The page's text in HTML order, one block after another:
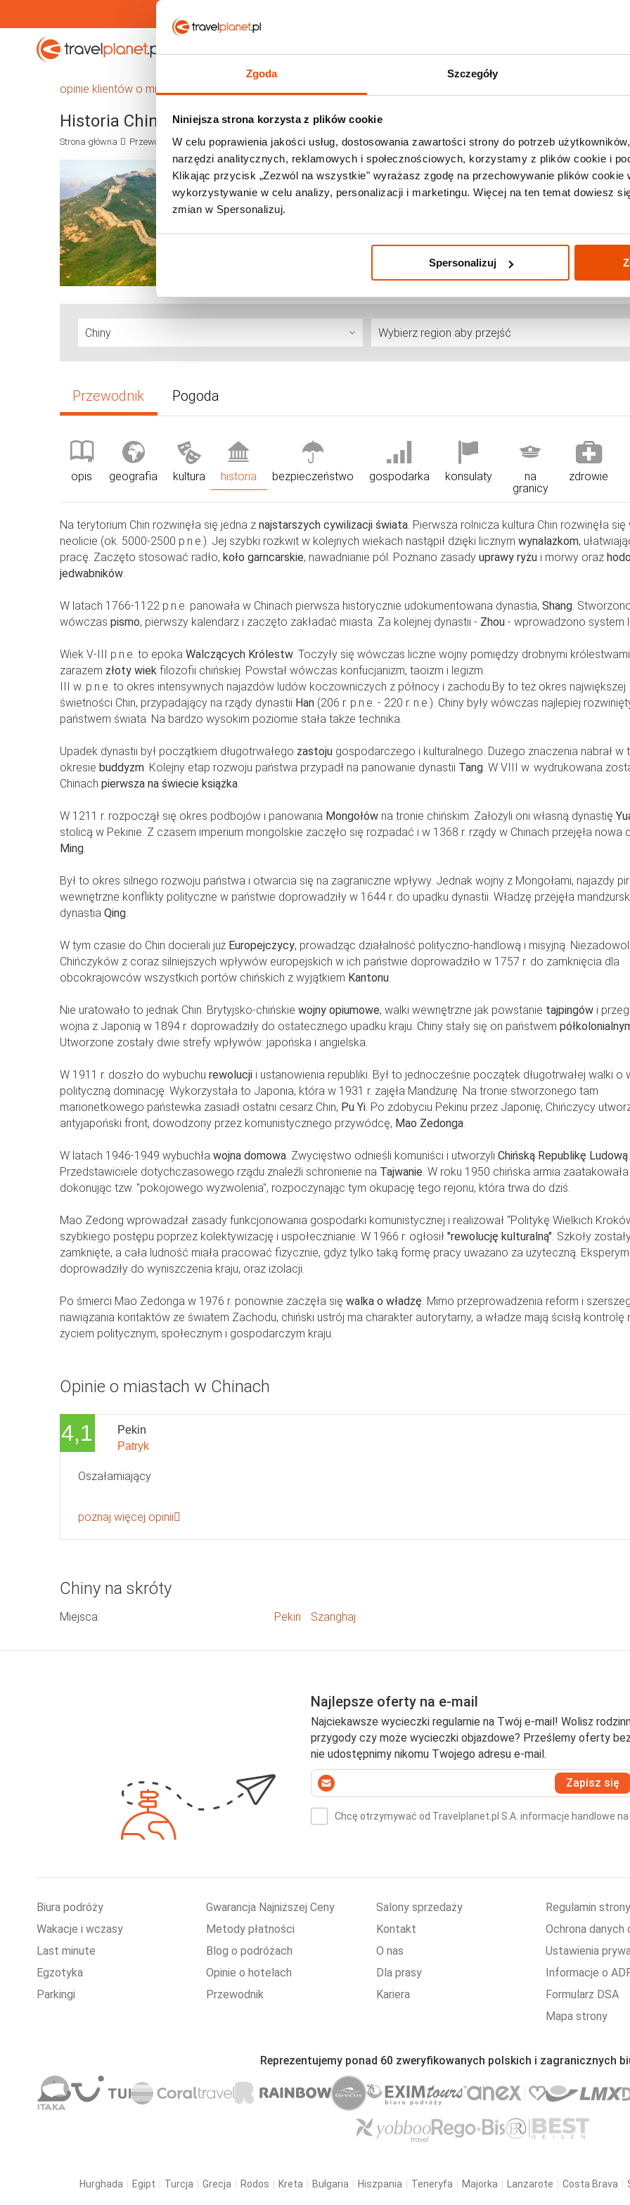
Zgoda Szczegóły
Niniejsza strona korzysta z plików cookie
W celu poprawienia jakości usług, dostosowania zawartości strony do potrzeb
narzędzi analitycznych, reklamowych i społecznościowych, korzystamy z plików cookie i
Klikając przycisk „Zezwól na wszystkie" wyrażasz zgodę na przechowywanie plików cookie
wykorzystywanie w celu analizy, personalizacji i marketingu. Więcej na ten temat dowiesz
zmian w Spersonalizuj.
Spersonalizuj
Travelplanet.pl
opinie klientów o miejscowościach w Chinach
Historia Chin
Strona główna Przewodnik Azja i Rosja Chiny Historia
Pogoda w Chinach
32°C
sprawdź średnie temperatury
Przewodnik Pogoda
opis geografia kultura historia bezpieczeństwo gospodarka konsulaty
na
granicy
zdrowie
Na terytorium Chin rozwinęła się jedna z najstarszych cywilizacji świata. Pierwsza rolnicza kultura Chin rozwinęła się
neolicie (ok. 5000-2500 p.n.e.). Jej szybki rozkwit w kolejnych wiekach nastąpił dzięki licznym wynalazkom,
pracę. Zaczęto stosować radło, koło garncarskie, nawadnianie pól. Poznano zasady uprawy ryżui morwy oraz
jedwabników.
W latach 1766-1122 p.n.e. panowała w Chinach pierwsza historycznie udokumentowana dynastia, Shang.
wówczas pismo, pierwszy kalendarz i zaczęto zakładać miasta. Za kolejnej dynastii - Zhou- wprowadzono system
Wiek V-III p.n.e. to epoka Walczących Królestw. Toczyły się wówczas liczne wojny pomiędzy drobnymi
zarazem złoty wiekfilozofii chińskiej. Powstał wówczas konfucjanizm, taoizm i legizm.
III w. p.n.e. to okres intensywnych najazdów ludów koczowniczych z północy i zachodu.By to też okres największej
świetności Chin, przypadający na rządy dynastii Han(206 r. p.n.e. - 220 r. n.e.). Chiny były wówczas najlepiej
państwem świata. Na bardzo wysokim poziomie stała także technika.
Upadek dynastii był początkiem długotrwałego zastojugospodarczego i kulturalnego. Dużego znaczenia nabrał w
okresie buddyzm. Kolejny etap rozwoju państwa przypadł na panowanie dynastii Tang. W VIII w. wydrukowana
Chinach pierwsza na świecie książka.
W 1211 r. rozpoczął się okres podbojów i panowania Mongołówna tronie chińskim. Założyli oni własną dynastię
stolicą w Pekinie. Z czasem imperium mongolskie zaczęło się rozpadać i w 1368 r. rządy w Chinach przejęła nowa
Ming.
Był to okres silnego rozwoju państwa i otwarcia się na zagraniczne wpływy. Jednak wojny z Mongołami, najazdy
wewnętrzne konflikty polityczne w państwie doprowadziły w 1644 r. do upadku dynastii. Władzę przejęła
dynastia Qing.
W tym czasie do Chin docierali już Europejczycy, prowadząc działalność polityczno-handlową i misyjną.
Chińczyków z coraz silniejszych wpływów europejskich w ich państwie doprowadziło w 1757 r. do zamknięcia dla
obcokrajowców wszystkich portów chińskich z wyjątkiem Kantonu.
Nie uratowało to jednak Chin. Brytyjsko-chińskie wojny opiumowe, walki wewnętrzne jak powstanie tajpingówi
wojna z Japonią w 1894 r. doprowadziły do ostatecznego upadku kraju. Chiny stały się on państwem
Utworzone zostały dwie strefy wpływów: japońska i angielska.
W 1911 r. doszło do wybuchu rewolucjii ustanowienia republiki. Był to jednocześnie początek długotrwałej walki o
polityczną dominację. Wykorzystała to Japonia, która w 1931 r. zajęła Mandżurię. Na tronie stworzonego tam
marionetkowego państewka zasiadł ostatni cesarz Chin, Pu Yi. Po zdobyciu Pekinu przez Japonię, Chińczycy
antyjapoński front, dowodzony przez komunistycznego przywódcę, Mao Zedonga.
W latach 1946-1949 wybuchła wojna domowa. Zwycięstwo odnieśli komuniści i utworzyli Chińską Republikę Ludową.
Przedstawiciele dotychczasowego rządu znaleźli schronienie na Tajwanie. W roku 1950 chińska armia zaatakowała
dokonując tzw. "pokojowego wyzwolenia", rozpoczynając tym okupację tego rejonu, która trwa do dziś.
Mao Zedong wprowadzał zasady funkcjonowania gospodarki komunistycznej i realizował “Politykę Wielkich
szybkiego postępu poprzez kolektywizację i uspołecznianie. W 1966 r. ogłosił "rewolucję kulturalną". Szkoły
zamknięte, a cała ludność miała pracować fizycznie, gdyż tylko taką formę pracy uważano za użyteczną.
doprowadziły do wyniszczenia kraju, oraz izolacji.
Po śmierci Mao Zedonga w 1976 r. ponownie zaczęła się walka o władzę. Mimo przeprowadzenia reform i
nawiązania kontaktów ze światem Zachodu, chiński ustrój ma charakter autorytarny, a władze mają ścisłą kontrolę
życiem politycznym, społecznym i gospodarczym kraju.
Opinie o miastach w Chinach
4,1
Pekin
Patryk
Oszałamiający
poznaj więcej opinii
Chiny na skróty
Miejsca: Pekin Szanghaj
Najlepsze oferty na e-mail
Najciekawsze wycieczki regularnie na Twój e-mail! Wolisz
przygody czy może wycieczki objazdowe? Prześlemy oferty
nie udostępnimy nikomu Twojego adresu e-mail.
Wprowadź
swój
Zapisz się
Chcę otrzymywać od Travelplanet.pl S.A. informacje handlowe
Biura podróży
Wakacje i wczasy
Last minute
Egzotyka
Parkingi
Gwarancja Najniższej Ceny
Metody płatności
Blog o podróżach
Opinie o hotelach
Przewodnik
Salony sprzedaży
Kontakt
O nas
Dla prasy
Kariera
Regulamin strony
Ochrona danych
Ustawienia
Informacje o
Formularz DSA
Mapa strony
Reprezentujemy ponad 60 zweryfikowanych polskich i zagranicznych
Hurghada Egipt Turcja Grecja Rodos Kreta Bułgaria Hiszpania Teneryfa Majorka Lanzarote Costa Brava